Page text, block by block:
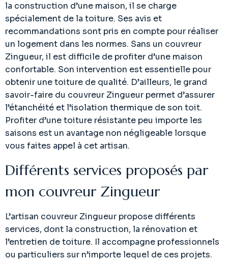
la construction d’une maison, il se charge
spécialement de la toiture. Ses avis et
recommandations sont pris en compte pour réaliser
un logement dans les normes. Sans un couvreur
Zingueur, il est difficile de profiter d’une maison
confortable. Son intervention est essentielle pour
obtenir une toiture de qualité. D’ailleurs, le grand
savoir-faire du couvreur Zingueur permet d’assurer
l’étanchéité et l’isolation thermique de son toit.
Profiter d’une toiture résistante peu importe les
saisons est un avantage non négligeable lorsque
vous faites appel à cet artisan.
Différents services proposés par
mon couvreur Zingueur
L’artisan couvreur Zingueur propose différents
services, dont la construction, la rénovation et
l’entretien de toiture. Il accompagne professionnels
ou particuliers sur n’importe lequel de ces projets.